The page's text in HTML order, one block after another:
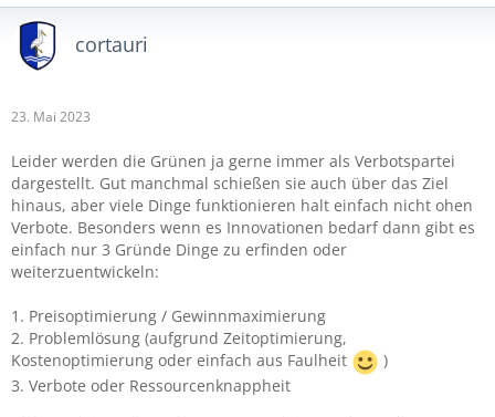
cortauri
23. Mai 2023
Leider werden die Grünen ja gerne immer als Verbotspartei
dargestellt. Gut manchmal schießen sie auch über das Ziel
hinaus, aber viele Dinge funktionieren halt einfach nicht ohen
Verbote. Besonders wenn es Innovationen bedarf dann gibt es
einfach nur 3 Gründe Dinge zu erfinden oder
weiterzuentwickeln:
1. Preisoptimierung / Gewinnmaximierung
2. Problemlösung (aufgrund Zeitoptimierung,
Kostenoptimierung oder einfach aus Faulheit
)
3. Verbote oder Ressourcenknappheit